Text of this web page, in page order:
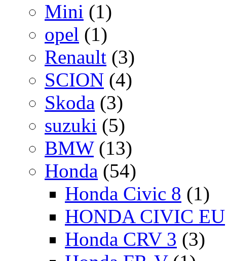
Mini (1)
opel (1)
Renault (3)
SCION (4)
Skoda (3)
suzuki (5)
BMW (13)
Honda (54)
Honda Civic 8 (1)
HONDA CIVIC EU
Honda CRV 3 (3)